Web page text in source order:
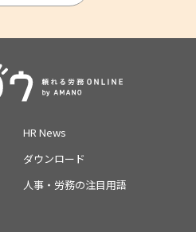
HR News
ダウンロード
人事・労務の注目用語